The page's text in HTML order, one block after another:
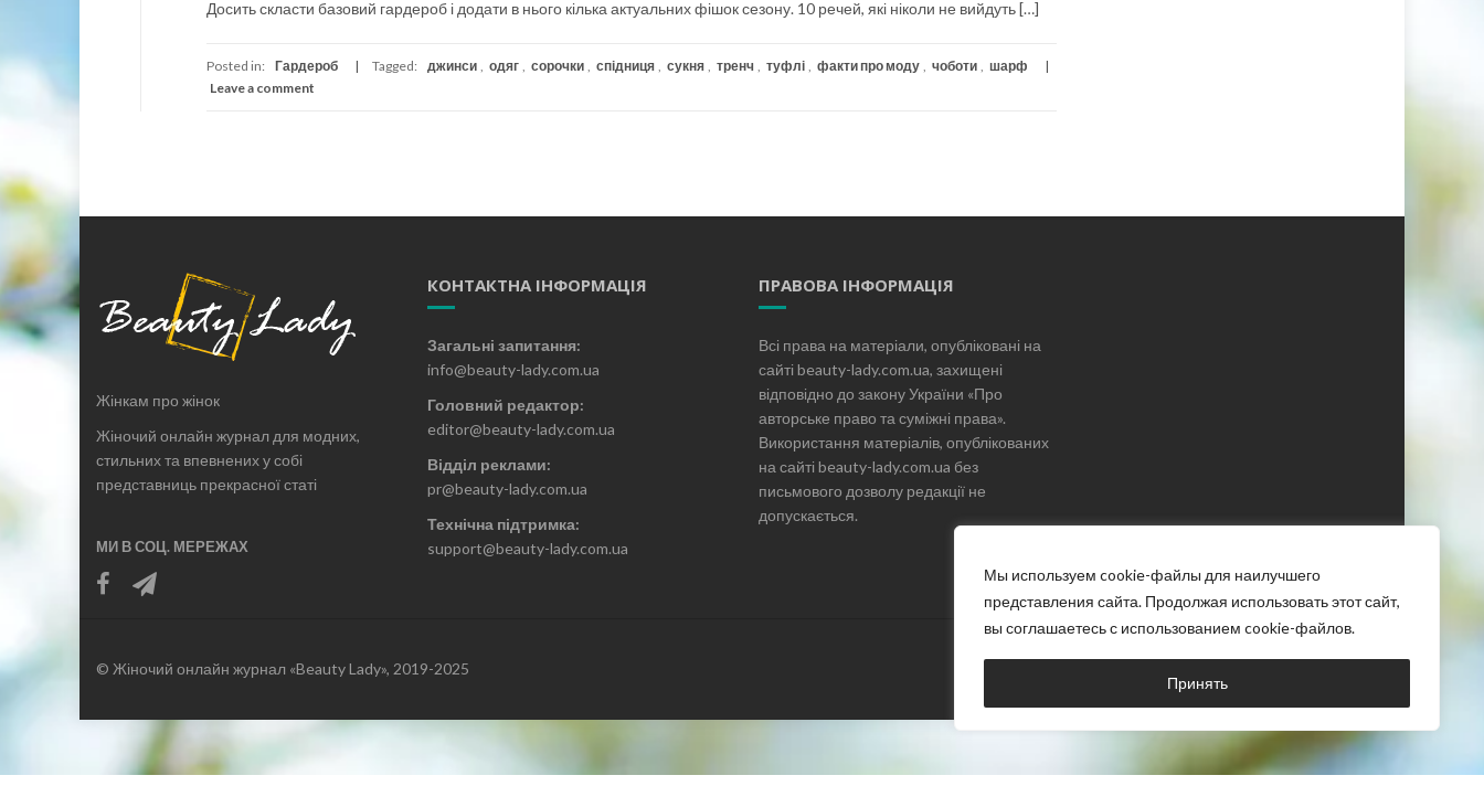
Мы используем cookie-файлы для наилучшего
представления сайта. Продолжая использовать этот сайт,
вы соглашаетесь с использованием cookie-файлов.
Принять
Досить скласти базовий гардероб і додати в нього кілька актуальних фішок сезону. 10 речей, які ніколи не вийдуть […]
Posted in: Гардероб Tagged: джинси , одяг , сорочки , спідниця , сукня , тренч , туфлі , факти про моду , чоботи , шарф
Leave a comment
Жінкам про жінок
Жіночий онлайн журнал для модних,
стильних та впевнених у собі
представниць прекрасної статі
МИ В СОЦ. МЕРЕЖАХ
КОНТАКТНА ІНФОРМАЦІЯ
Загальні запитання:
info@beauty-lady.com.ua
Головний редактор:
editor@beauty-lady.com.ua
Відділ реклами:
pr@beauty-lady.com.ua
Технічна підтримка:
support@beauty-lady.com.ua
ПРАВОВА ІНФОРМАЦІЯ
Всі права на матеріали, опубліковані на
сайті beauty-lady.com.ua, захищені
відповідно до закону України «Про
авторське право та суміжні права».
Використання матеріалів, опублікованих
на сайті beauty-lady.com.ua без
письмового дозволу редакції не
допускається.
© Жіночий онлайн журнал «Beauty Lady», 2019-2025